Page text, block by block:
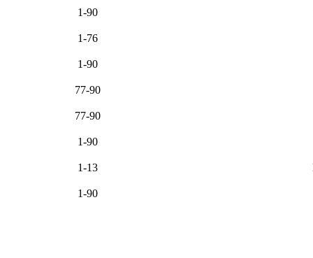
1-90
1-76
1-90
77-90
77-90
1-90
1-13
1-90